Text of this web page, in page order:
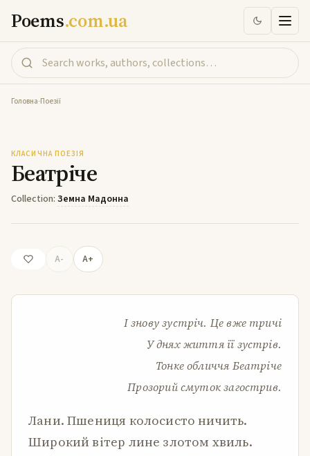
Poems.com.ua
Головна-Поезії
КЛАСИЧНА ПОЕЗІЯ
Беатріче
Collection: Земна Мадонна
A- A+
І знову зустріч. Це вже тричі
У днях життя її зустрів.
Тонке обличчя Беатріче
Прозорий смуток загострив.
Лани. Пшениця колосисто ничить.
Широкий вітер лине злотом хвиль.